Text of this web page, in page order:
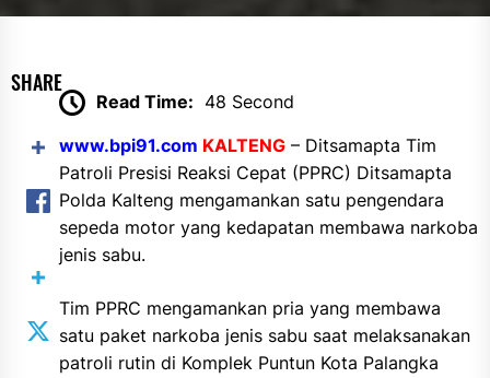
SHARE
Read Time: 48 Second
www.bpi91.com KALTENG– Ditsamapta Tim
Patroli Presisi Reaksi Cepat (PPRC) Ditsamapta
Polda Kalteng mengamankan satu pengendara
sepeda motor yang kedapatan membawa narkoba
jenis sabu.
Tim PPRC mengamankan pria yang membawa
satu paket narkoba jenis sabu saat melaksanakan
patroli rutin di Komplek Puntun Kota Palangka